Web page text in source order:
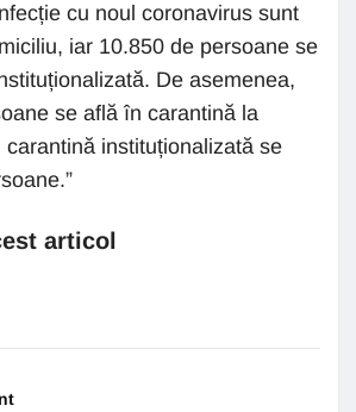
cu noul coronavirus sunt
iar 10.850 de persoane se
De asemenea,
se află în carantină la
instituționalizată se
articol